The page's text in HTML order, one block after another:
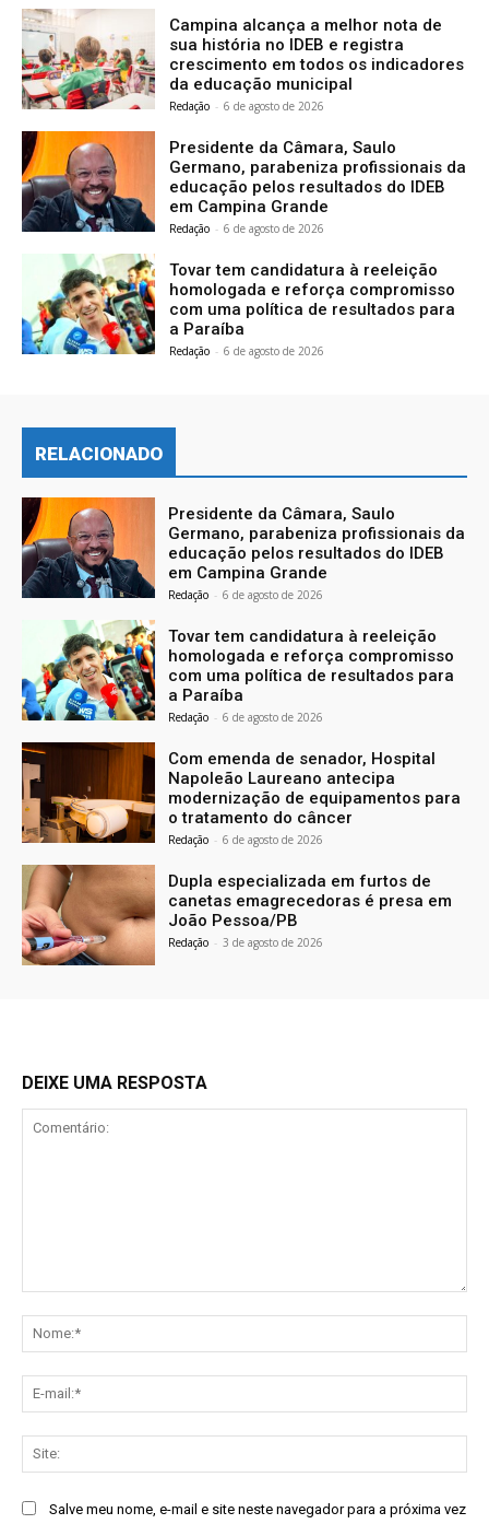
Campina alcança a melhor nota de
sua história no IDEB e registra
crescimento em todos os indicadores
da educação municipal
Redação - 6 de agosto de 2026
Presidente da Câmara, Saulo
Germano, parabeniza profissionais da
educação pelos resultados do IDEB
em Campina Grande
Redação - 6 de agosto de 2026
Tovar tem candidatura à reeleição
homologada e reforça compromisso
com uma política de resultados para
a Paraíba
Redação - 6 de agosto de 2026
RELACIONADO
Presidente da Câmara, Saulo
Germano, parabeniza profissionais da
educação pelos resultados do IDEB
em Campina Grande
Redação - 6 de agosto de 2026
Tovar tem candidatura à reeleição
homologada e reforça compromisso
com uma política de resultados para
a Paraíba
Redação - 6 de agosto de 2026
Com emenda de senador, Hospital
Napoleão Laureano antecipa
modernização de equipamentos para
o tratamento do câncer
Redação - 6 de agosto de 2026
Dupla especializada em furtos de
canetas emagrecedoras é presa em
João Pessoa/PB
Redação - 3 de agosto de 2026
DEIXE UMA RESPOSTA
Salve meu nome, e-mail e site neste navegador para a próxima vez